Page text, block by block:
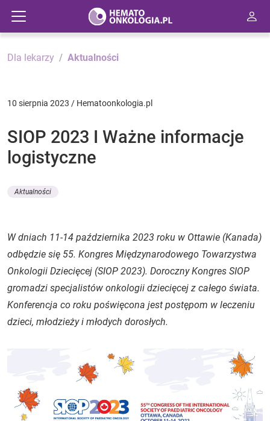
Dla lekarzy Aktualności
10 sierpnia 2023 / Hematoonkologia.pl
SIOP 2023 I Ważne informacje
logistyczne
Aktualności
W dniach 11-14 października 2023 roku w Ottawie (Kanada)
odbędzie się 55. Kongres Międzynarodowego Towarzystwa
Onkologii Dziecięcej (SIOP 2023). Doroczny Kongres SIOP
gromadzi specjalistów onkologii dziecięcej z całego świata.
Konferencja co roku poświęcona jest postępom w leczeniu
dzieci, młodzieży i młodych dorosłych.